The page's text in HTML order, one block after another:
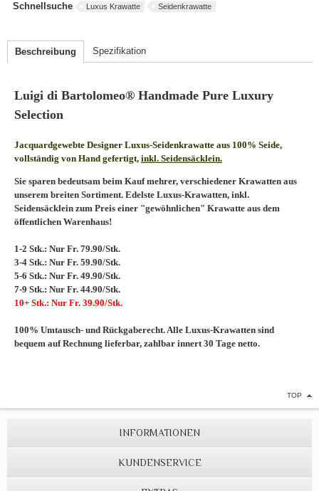
Schnellsuche Luxus Krawatte Seidenkrawatte
Beschreibung Spezifikation
Luigi di Bartolomeo® Handmade Pure Luxury
Selection
Jacquardgewebte Designer Luxus-Seidenkrawatte aus 100% Seide,
vollständig von Hand gefertigt, inkl. Seidensäcklein.
Sie sparen bedeutsam beim Kauf mehrer, verschiedener Krawatten aus
unserem breiten Sortiment. Edelste Luxus-Krawatten, inkl.
Seidensäcklein zum Preis einer "gewöhnlichen" Krawatte aus dem
öffentlichen Warenhaus!
1-2 Stk.: Nur Fr. 79.90/Stk.
3-4 Stk.: Nur Fr. 59.90/Stk.
5-6 Stk.: Nur Fr. 49.90/Stk.
7-9 Stk.: Nur Fr. 44.90/Stk.
10+ Stk.: Nur Fr. 39.90/Stk.
100% Umtausch- und Rückgaberecht. Alle Luxus-Krawatten sind
bequem auf Rechnung lieferbar, zahlbar innert 30 Tage netto.
TOP
INFORMATIONEN
KUNDENSERVICE